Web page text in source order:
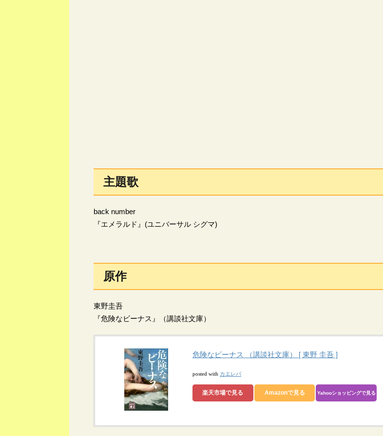
主題歌
back number
『エメラルド』(ユニバーサル シグマ)
原作
東野圭吾
『危険なビーナス』（講談社文庫）
危険なビーナス （講談社文庫） [ 東野 圭吾 ]
posted with カエレバ
楽天市場で見る Amazonで見る Yahooショッピングで見る